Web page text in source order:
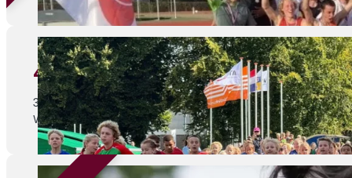
4de Athletic Champs wedstrijd
30-08-2026
Weert, Parklaan 1c